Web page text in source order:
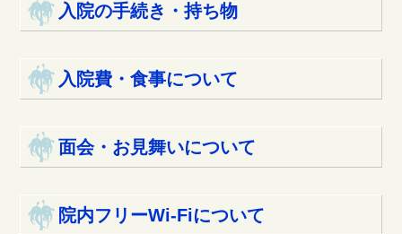
入院の手続き・持ち物
入院費・食事について
面会・お見舞いについて
院内フリーWi-Fiについて